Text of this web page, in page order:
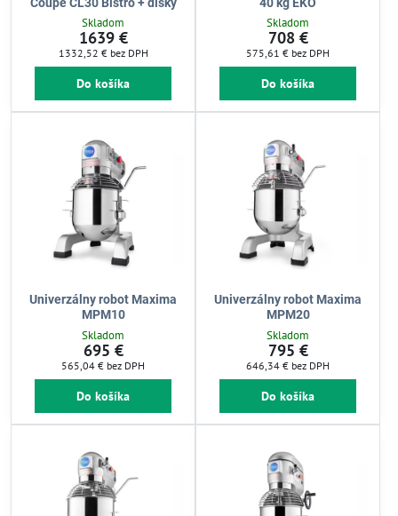
Coupe CL30 Bistro + disky
Skladom
1639 €
1332,52 € bez DPH
Do košíka
40 kg EKO
Skladom
708 €
575,61 € bez DPH
Do košíka
Univerzálny robot Maxima
MPM10
Skladom
695 €
565,04 € bez DPH
Do košíka
Univerzálny robot Maxima
MPM20
Skladom
795 €
646,34 € bez DPH
Do košíka